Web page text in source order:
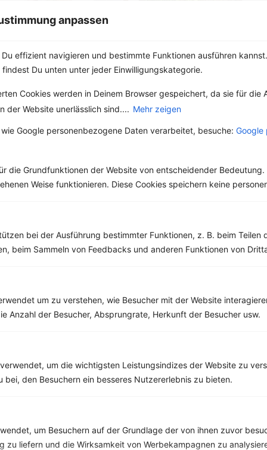
anpassen
effizient navigieren und bestimmte Funktionen ausführen
Du unten unter jeder Einwilligungskategorie.
Cookies werden in Deinem Browser gespeichert, da sie für die
der Website unerlässlich sind.... Mehr zeigen
Google personenbezogene Daten verarbeitet, besuche: Google
die Grundfunktionen der Website von entscheidender Bedeutung.
Weise funktionieren. Diese Cookies speichern keine
bei der Ausführung bestimmter Funktionen, z. B. beim Teilen
beim Sammeln von Feedbacks und anderen Funktionen von
um zu verstehen, wie Besucher mit der Website
Anzahl der Besucher, Absprungrate, Herkunft der Besucher usw.
um die wichtigsten Leistungsindizes der Website zu
bei, den Besuchern ein besseres Nutzererlebnis zu bieten.
um Besuchern auf der Grundlage der von ihnen zuvor
zu liefern und die Wirksamkeit von Werbekampagnen zu
Der Unterschied
zwischen Feta,
Hirten- und
Balkankäse
ist ein seit 2002
geschützter Begriff.
nur...
Schnittlauch –
Hilft mit seiner
Wirkung bei
Husten und
„Allium
schoenoprasum“
Klassiker unter den
Weitere Vegetarische Rezepte
‹ ›
Kalorien:620 kcal
Eiweiß:30 g